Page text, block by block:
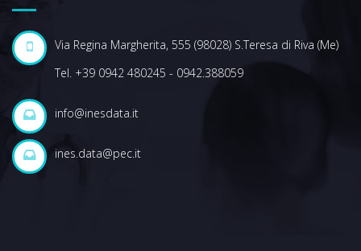
Via Regina Margherita, 555 (98028) S.Teresa di Riva (Me)
Tel. +39 0942 480245 - 0942.388059
info@inesdata.it
ines.data@pec.it